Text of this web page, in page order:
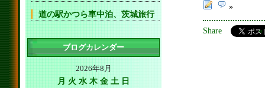
»
Share «
道の駅かつら車中泊、茨城旅行
ブログカレンダー
2026年8月
月 火 水 木 金 土 日